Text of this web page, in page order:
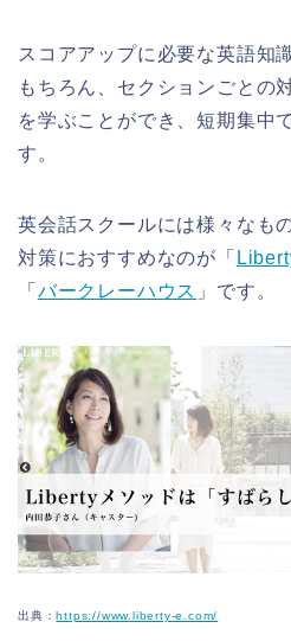
スコアアップに必要な英語知
もちろん、セクションごとの
を学ぶことができ、短期集中
す。
英会話スクールには様々なも
対策におすすめなのが「
「 バークレーハウス 」です。
出典：https://www.liberty-e.com/